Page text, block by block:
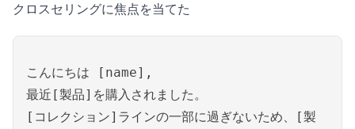
クロスセリングに焦点を当てた
こんにちは [name],
最近[製品]を購入されました。
[コレクション]ラインの一部に過ぎないため、[製